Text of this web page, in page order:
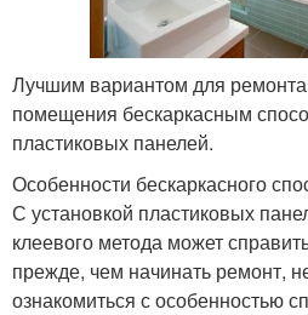
Лучшим вариантом для ремонта
помещения бескаркасным
пластиковых панелей.
Особенности бескаркасного
С установкой пластиковых
клеевого метода может
прежде, чем начинать ремонт,
ознакомиться с особенностью